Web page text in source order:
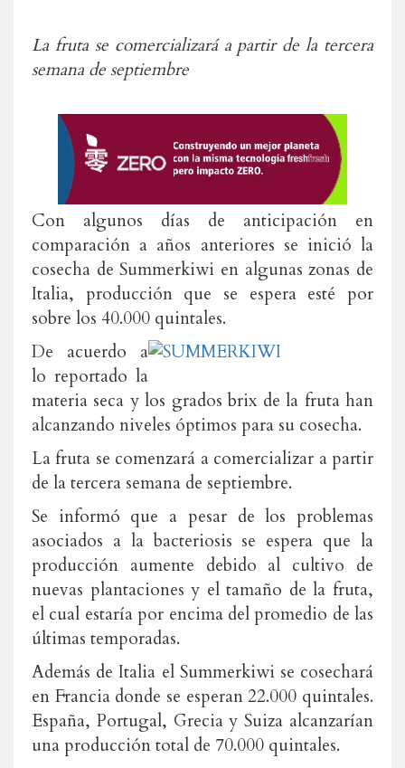
La fruta se comercializará a partir de la tercera
semana de septiembre
Con algunos días de anticipación en
comparación a años anteriores se inició la
cosecha de Summerkiwi en algunas zonas de
Italia, producción que se espera esté por
sobre los 40.000 quintales.
De acuerdo a
lo reportado la
materia seca y los grados brix de la fruta han
alcanzando niveles óptimos para su cosecha.
La fruta se comenzará a comercializar a partir
de la tercera semana de septiembre.
Se informó que a pesar de los problemas
asociados a la bacteriosis se espera que la
producción aumente debido al cultivo de
nuevas plantaciones y el tamaño de la fruta,
el cual estaría por encima del promedio de las
últimas temporadas.
Además de Italia el Summerkiwi se cosechará
en Francia donde se esperan 22.000 quintales.
España, Portugal, Grecia y Suiza alcanzarían
una producción total de 70.000 quintales.